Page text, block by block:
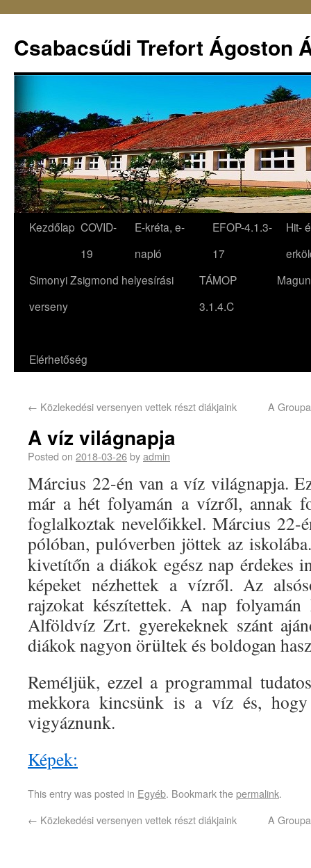
Csabacsűdi Trefort Ágoston
Kezdőlap COVID-
19
E-kréta, e-
napló
EFOP-4.1.3-
17
Hit-
Simonyi Zsigmond helyesírási
verseny
TÁMOP
3.1.4.C
Elérhetőség
← Közlekedési versenyen vettek részt diákjaink A
A víz világnapja
Posted on 2018-03-26byadmin
Március 22-én van a víz világnapja.
már a hét folyamán a vízről, annak
foglalkoztak nevelőikkel. Március 22-
pólóban, pulóverben jöttek az iskolába.
kivetítőn a diákok egész nap érdekes
képeket nézhettek a vízről. Az
rajzokat készítettek. A nap folyamán
Alföldvíz Zrt. gyerekeknek szánt
diákok nagyon örültek és boldogan
Reméljük, ezzel a programmal
mekkora kincsünk is a víz és,
vigyáznunk.
Képek:
This entry was posted in Egyéb. Bookmark thepermalink.
← Közlekedési versenyen vettek részt diákjaink A